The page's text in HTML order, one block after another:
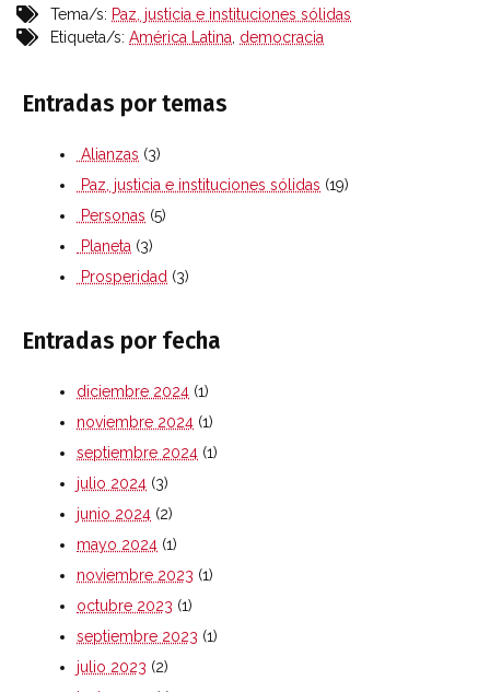
Tema/s: Paz, justicia e instituciones sólidas
Etiqueta/s: América Latina democracia
Entradas por temas
Alianzas (3)
Paz, justicia e instituciones sólidas (19)
Personas (5)
Planeta (3)
Prosperidad (3)
Entradas por fecha
diciembre 2024 (1)
noviembre 2024 (1)
septiembre 2024 (1)
julio 2024 (3)
junio 2024 (2)
mayo 2024 (1)
noviembre 2023 (1)
octubre 2023 (1)
septiembre 2023 (1)
julio 2023 (2)